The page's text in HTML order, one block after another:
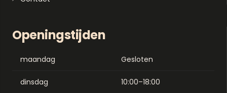
Openingstijden
maandag Gesloten
dinsdag 10:00–18:00